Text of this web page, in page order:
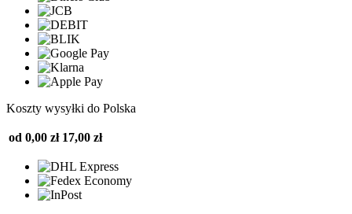
Koszty wysyłki do Polska
od 0,00 zł 17,00 zł